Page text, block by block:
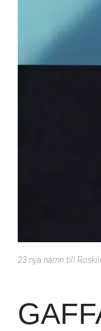
23 nya namn till